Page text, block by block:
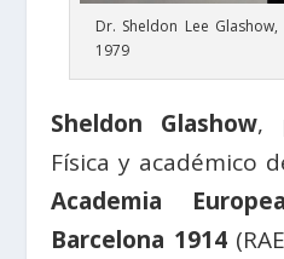
Dr. Sheldon Lee
1979
Sheldon Glashow,
Física y académico
Academia
Barcelona 1914